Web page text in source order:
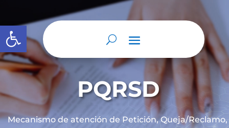
Abrir barra de herramientas
PQRSD
Mecanismo de atención de Petición, Queja/Reclamo,